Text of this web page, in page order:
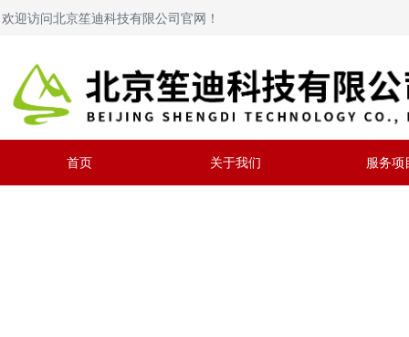
首页 关于我们 服务项
欢迎访问北京笙迪科技有限公司官网！